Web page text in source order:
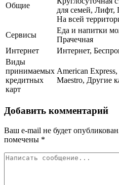
Общие
для семей, Лифт,
На всей
Сервисы
Еда и напитки
Прачечная
Интернет
Интернет,
Виды
принимаемых
кредитных
карт
American
Maestro, Другие
Добавить комментарий
Ваш e-mail не будет
помечены *